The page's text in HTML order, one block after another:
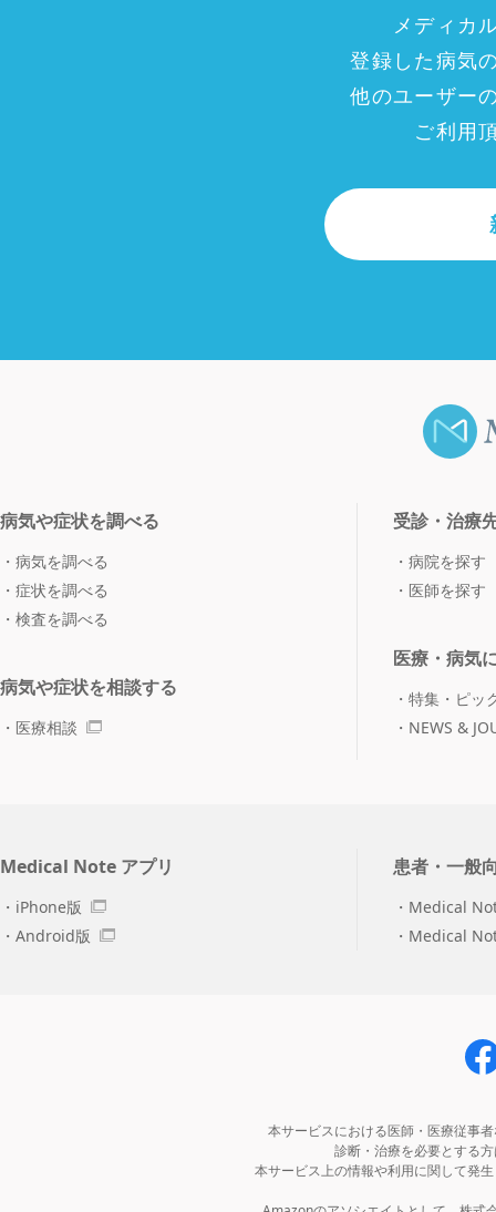
メディカ
登録した病気
他のユーザー
ご利用
病気や症状を調べる
病気を調べる
症状を調べる
検査を調べる
病気や症状を相談する
医療相談
受診・治療
病院を探す
医師を探す
医療・病気
特集・ピッ
NEWS &
Medical Note アプリ
iPhone版
Android版
患者・一般
Medical
Medical
本サービスにおける医師・医療従事
診断・治療を必要とする
本サービス上の情報や利用に関して発